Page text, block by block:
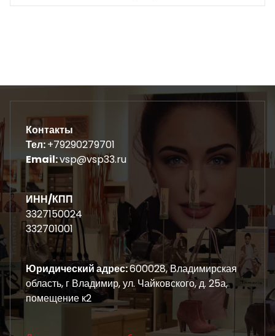
Контакты
Тел:+79290279701
Email:vsp@vsp33.ru
ИНН/КПП
3327150024
332701001
Юридический адрес:600028, Владимирская
область, г Владимир, ул. Чайковского, д. 25а,
помещение к2